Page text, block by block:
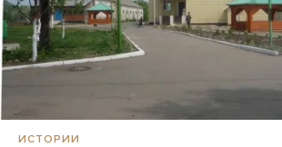
ИСТОРИИ